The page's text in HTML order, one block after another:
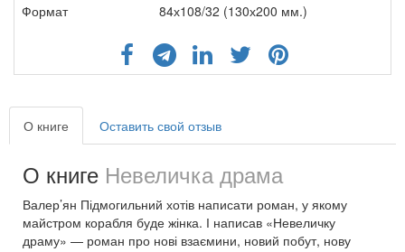
Формат
84х108/32 (130х200 мм.)
О книге Оставить свой отзыв
О книге Невеличка драма
Валер’ян Підмогильний хотів написати роман, у якому
майстром корабля буде жінка. І написав «Невеличку
драму» — роман про нові взаємини, новий побут, нову